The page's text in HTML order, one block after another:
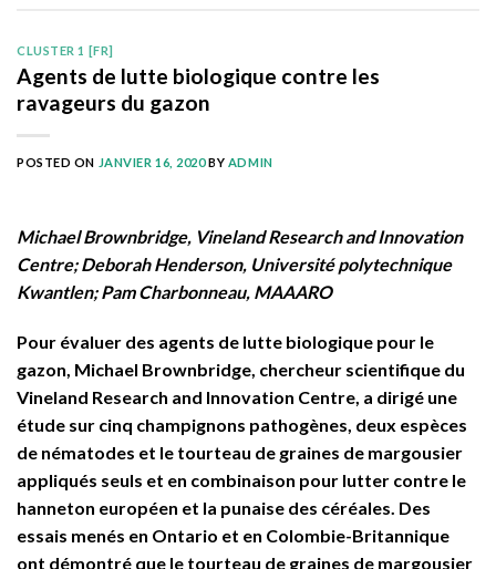
CLUSTER 1 [FR]
Agents de lutte biologique contre les
ravageurs du gazon
POSTED ON JANVIER 16, 2020BY ADMIN
Michael Brownbridge, Vineland Research and Innovation
Centre; Deborah Henderson, Université polytechnique
Kwantlen; Pam Charbonneau, MAAARO
Pour évaluer des agents de lutte biologique pour le
gazon, Michael Brownbridge, chercheur scientifique du
Vineland Research and Innovation Centre, a dirigé une
étude sur cinq champignons pathogènes, deux espèces
de nématodes et le tourteau de graines de margousier
appliqués seuls et en combinaison pour lutter contre le
hanneton européen et la punaise des céréales. Des
essais menés en Ontario et en Colombie-Britannique
ont démontré que le tourteau de graines de margousier